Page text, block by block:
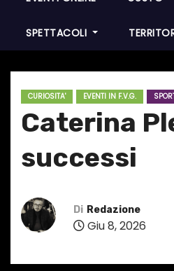
SPETTACOLI
CURIOSITA' EVENTI IN F.V.G.
Caterina
successi
Di Redazione
Giu 8, 2026